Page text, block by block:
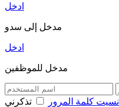
ادخل
مدخل إلى سدو
ادخل
مدخل للموظفين
نسيت كلمة المرور تذكرني